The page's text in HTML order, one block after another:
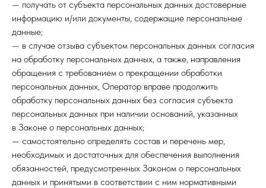
— получать от субъекта персональных данных достоверные
информацию и/или документы, содержащие персональные
данные;
— в случае отзыва субъектом персональных данных согласия
на обработку персональных данных, а также, направления
обращения с требованием о прекращении обработки
персональных данных, Оператор вправе продолжить
обработку персональных данных без согласия субъекта
персональных данных при наличии оснований, указанных
в Законе о персональных данных;
— самостоятельно определять состав и перечень мер,
необходимых и достаточных для обеспечения выполнения
обязанностей, предусмотренных Законом о персональных
данных и принятыми в соответствии с ним нормативными